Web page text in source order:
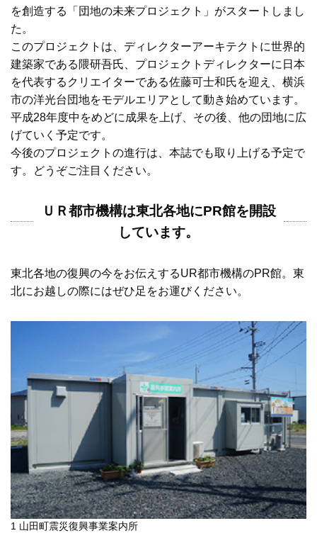
を創造する「団地の未来プロジェクト」がスタートしまし
た。
このプロジェクトは、ディレクターアーキテクトに世界的
建築家である隈研吾氏、プロジェクトディレクターに日本
を代表するクリエイターである佐藤可士和氏を迎え、横浜
市の洋光台団地をモデルエリアとして動き始めています。
平成28年度中をめどに成果を上げ、その後、他の団地に広
げていく予定です。
今後のプロジェクトの進行は、本誌でも取り上げる予定で
す。どうぞご注目ください。
ＵＲ都市機構は東北各地にPR館を開設
しています。
東北各地の復興の今をお伝えするUR都市機構のPR館。東
北にお越しの際にはぜひ足をお運びください。
1 山田町震災復興事業案内所